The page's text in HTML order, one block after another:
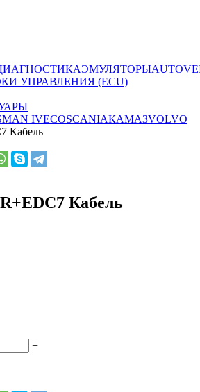
ЭМУЛЯТОРЫ
УПРАВЛЕНИЯ (ECU)
MAN IVECOSCANIAКАМАЗVOLVO
Кабель
Кабель
+